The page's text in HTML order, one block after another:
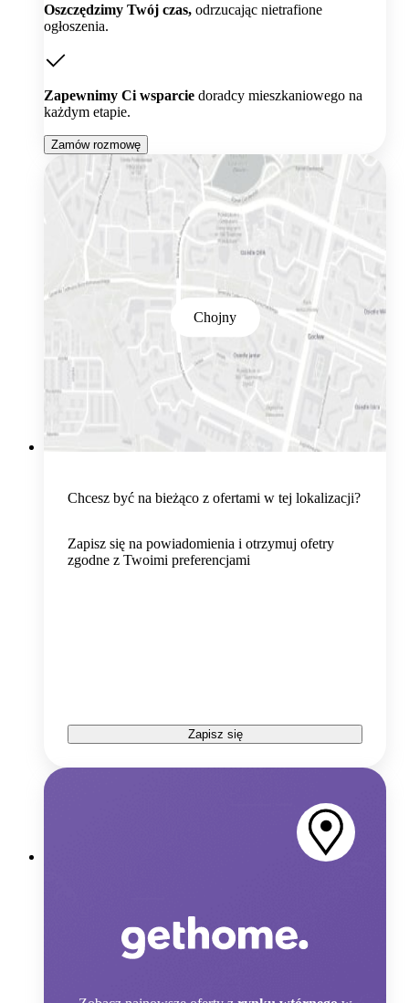
Oszczędzimy Twój czas, odrzucając nietrafione
ogłoszenia.
Zapewnimy Ci wsparcie doradcy mieszkaniowego na
każdym etapie.
Zamów rozmowę
Chojny
Chcesz być na bieżąco z ofertami w tej lokalizacji?
Zapisz się na powiadomienia i otrzymuj ofetry
zgodne z Twoimi preferencjami
Zapisz się